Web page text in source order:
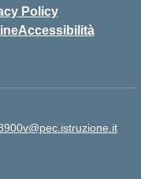
Policy
Accessibilità